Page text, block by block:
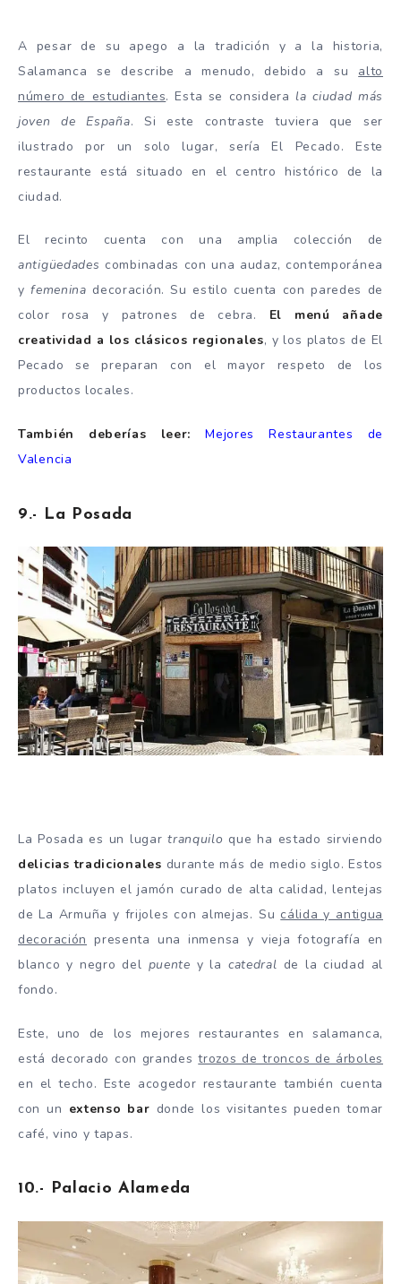
A pesar de su apego a la tradición y a la historia,
Salamanca se describe a menudo, debido a su alto
número de estudiantes. Esta se considera la ciudad más
joven de España. Si este contraste tuviera que ser
ilustrado por un solo lugar, sería El Pecado. Este
restaurante está situado en el centro histórico de la
ciudad.
El recinto cuenta con una amplia colección de
antigüedades combinadas con una audaz, contemporánea
yfemenina decoración. Su estilo cuenta con paredes de
color rosa y patrones de cebra. El menú añade
creatividad a los clásicos regionales, y los platos de El
Pecado se preparan con el mayor respeto de los
productos locales.
También deberías leer:Mejores Restaurantes de
Valencia
9.- La Posada
La Posada es un lugartranquilo que ha estado sirviendo
delicias tradicionales durante más de medio siglo. Estos
platos incluyen el jamón curado de alta calidad, lentejas
de La Armuña y frijoles con almejas. Su cálida y antigua
decoración presenta una inmensa y vieja fotografía en
blanco y negro del puente y la catedral de la ciudad al
fondo.
Este, uno de los mejores restaurantes en salamanca,
está decorado con grandestrozos de troncos de árboles
en el techo. Este acogedor restaurante también cuenta
con un extenso bar donde los visitantes pueden tomar
café, vino y tapas.
10.- Palacio Alameda